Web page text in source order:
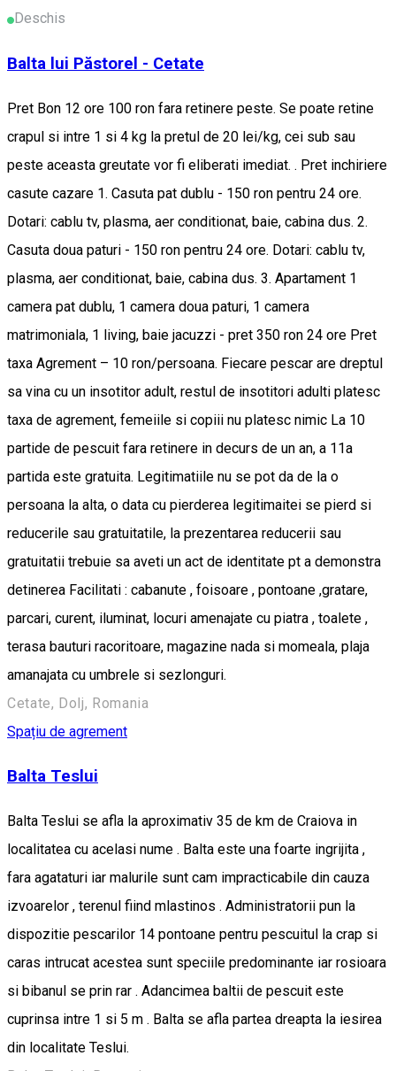
Deschis
Balta lui Păstorel - Cetate
Pret Bon 12 ore 100 ron fara retinere peste. Se poate retine
crapul si intre 1 si 4 kg la pretul de 20 lei/kg, cei sub sau
peste aceasta greutate vor fi eliberati imediat. . Pret inchiriere
casute cazare 1. Casuta pat dublu - 150 ron pentru 24 ore.
Dotari: cablu tv, plasma, aer conditionat, baie, cabina dus. 2.
Casuta doua paturi - 150 ron pentru 24 ore. Dotari: cablu tv,
plasma, aer conditionat, baie, cabina dus. 3. Apartament 1
camera pat dublu, 1 camera doua paturi, 1 camera
matrimoniala, 1 living, baie jacuzzi - pret 350 ron 24 ore Pret
taxa Agrement – 10 ron/persoana. Fiecare pescar are dreptul
sa vina cu un insotitor adult, restul de insotitori adulti platesc
taxa de agrement, femeiile si copiii nu platesc nimic La 10
partide de pescuit fara retinere in decurs de un an, a 11a
partida este gratuita. Legitimatiile nu se pot da de la o
persoana la alta, o data cu pierderea legitimaitei se pierd si
reducerile sau gratuitatile, la prezentarea reducerii sau
gratuitatii trebuie sa aveti un act de identitate pt a demonstra
detinerea Facilitati : cabanute , foisoare , pontoane ,gratare,
parcari, curent, iluminat, locuri amenajate cu piatra , toalete ,
terasa bauturi racoritoare, magazine nada si momeala, plaja
amanajata cu umbrele si sezlonguri.
Cetate, Dolj, Romania
Spațiu de agrement
Balta Teslui
Balta Teslui se afla la aproximativ 35 de km de Craiova in
localitatea cu acelasi nume . Balta este una foarte ingrijita ,
fara agataturi iar malurile sunt cam impracticabile din cauza
izvoarelor , terenul fiind mlastinos . Administratorii pun la
dispozitie pescarilor 14 pontoane pentru pescuitul la crap si
caras intrucat acestea sunt speciile predominante iar rosioara
si bibanul se prin rar . Adancimea baltii de pescuit este
cuprinsa intre 1 si 5 m . Balta se afla partea dreapta la iesirea
din localitate Teslui.